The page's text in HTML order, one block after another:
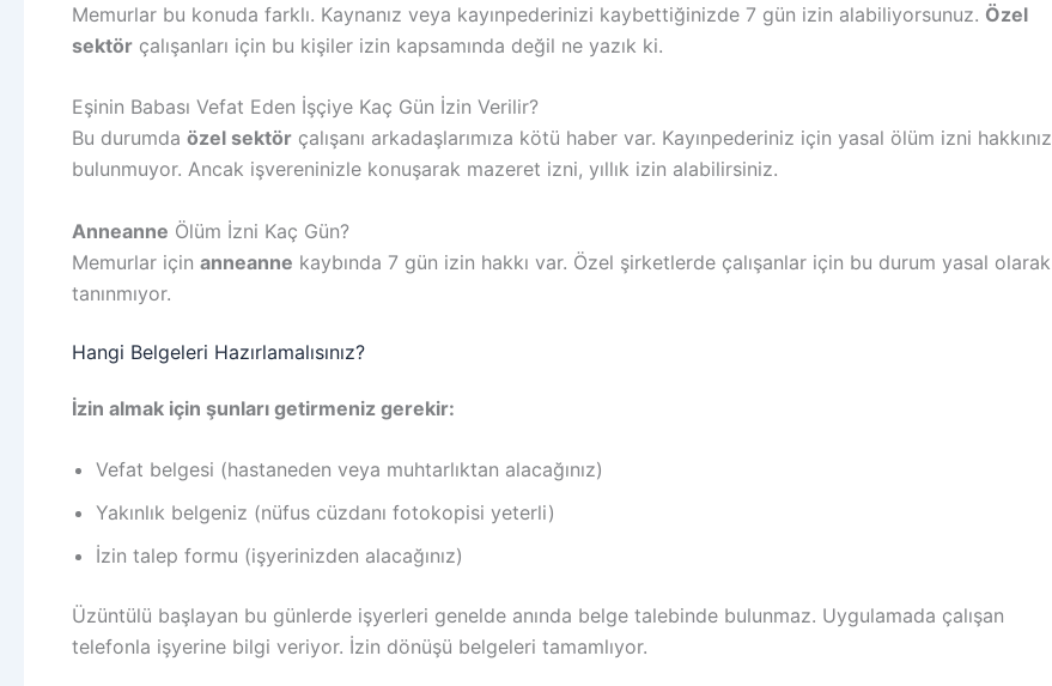
Memurlar bu konuda farklı. Kaynanız veya kayınpederinizi kaybettiğinizde 7 gün izin alabiliyorsunuz. Özel
sektör çalışanları için bu kişiler izin kapsamında değil ne yazık ki.
Eşinin Babası Vefat Eden İşçiye Kaç Gün İzin Verilir?
Bu durumda özel sektör çalışanı arkadaşlarımıza kötü haber var. Kayınpederiniz için yasal ölüm izni hakkınız
bulunmuyor. Ancak işvereninizle konuşarak mazeret izni, yıllık izin alabilirsiniz.
Anneanne Ölüm İzni Kaç Gün?
Memurlar için anneanne kaybında 7 gün izin hakkı var. Özel şirketlerde çalışanlar için bu durum yasal olarak
tanınmıyor.
Hangi Belgeleri Hazırlamalısınız?
İzin almak için şunları getirmeniz gerekir:
Vefat belgesi (hastaneden veya muhtarlıktan alacağınız)
Yakınlık belgeniz (nüfus cüzdanı fotokopisi yeterli)
İzin talep formu (işyerinizden alacağınız)
Üzüntülü başlayan bu günlerde işyerleri genelde anında belge talebinde bulunmaz. Uygulamada çalışan
telefonla işyerine bilgi veriyor. İzin dönüşü belgeleri tamamlıyor.